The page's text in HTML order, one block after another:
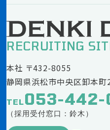
RECRUITING
本社 〒432-8055
静岡県浜松市中央区卸本
TEL053-442-
（採用受付窓口：鈴木）